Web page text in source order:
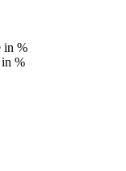
in %
%